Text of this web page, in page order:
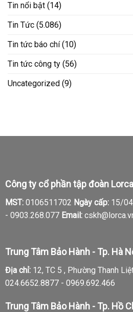
Tin nổi bật (14)
Tin Tức (5.086)
Tin tức báo chí(10)
Tin tức công ty (56)
Uncategorized (9)
Công ty cổ phần tập đoàn Lorca
MST:0106511702 Ngày cấp:15/
- 0903.268.077 Email:
Trung Tâm Bảo Hành - Tp. Hà
Địa chỉ:12, TC 5 , Phường Thanh
024.6652.8877 - 0969.692.466
Trung Tâm Bảo Hành - Tp. Hồ